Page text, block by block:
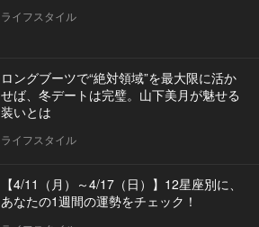
ライフスタイル
ロングブーツで“絶対領域”を最大限に活か
せば、冬デートは完璧。山下美月が魅せる
装いとは
ライフスタイル
【4/11（月）～4/17（日）】12星座別に、
あなたの1週間の運勢をチェック！